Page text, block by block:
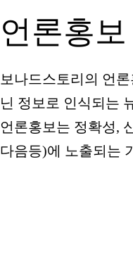
언론홍
보나드스토리의 언
닌 정보로 인식되는
언론홍보는 정확성,
다음등)에 노출되는